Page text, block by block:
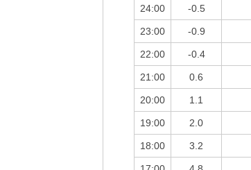
24:00 -0.5
23:00 -0.9
22:00 -0.4
21:00 0.6
20:00 1.1
19:00 2.0
18:00 3.2